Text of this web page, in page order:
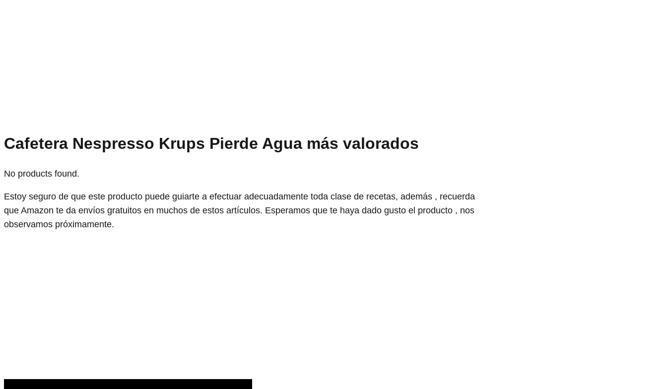
Cafetera Nespresso Krups Pierde Agua más valorados
No products found.
Estoy seguro de que este producto puede guiarte a efectuar adecuadamente toda clase de recetas, además , recuerda
que Amazon te da envíos gratuitos en muchos de estos artículos. Esperamos que te haya dado gusto el producto , nos
observamos próximamente.